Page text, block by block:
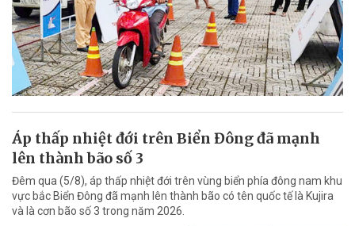
Áp thấp nhiệt đới trên Biển Đông đã mạnh
lên thành bão số 3
Đêm qua (5/8), áp thấp nhiệt đới trên vùng biển phía đông nam khu
vực bắc Biển Đông đã mạnh lên thành bão có tên quốc tế là Kujira
và là cơn bão số 3 trong năm 2026.